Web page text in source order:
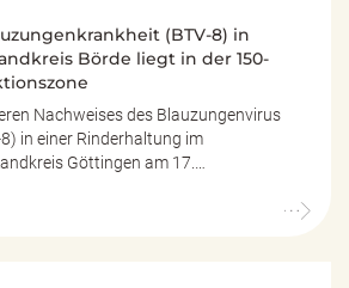
(BTV-8) in
Börde liegt in der 150-
Nachweises des Blauzungenvirus
in einer Rinderhaltung im
Göttingen am 17.…